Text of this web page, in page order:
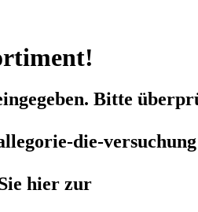
Bitte
die-versuchung
hier zur